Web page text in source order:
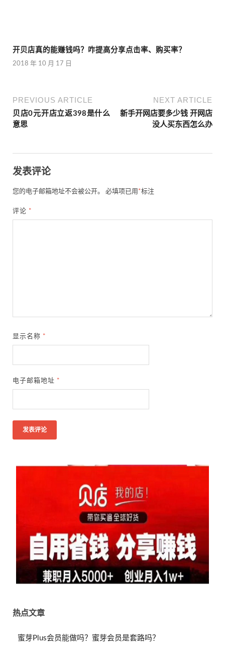
开贝店真的能赚钱吗？咋提高分享点击率、购买率？
2018 年 10 月 17 日
PREVIOUS ARTICLE
贝店0元开店立返398是什么
意思
NEXT ARTICLE
新手开网店要多少钱 开网店
没人买东西怎么办
发表评论
您的电子邮箱地址不会被公开。 必填项已用 *标注
评论 *
显示名称 *
电子邮箱地址 *
热点文章
蜜芽Plus会员能做吗？蜜芽会员是套路吗？